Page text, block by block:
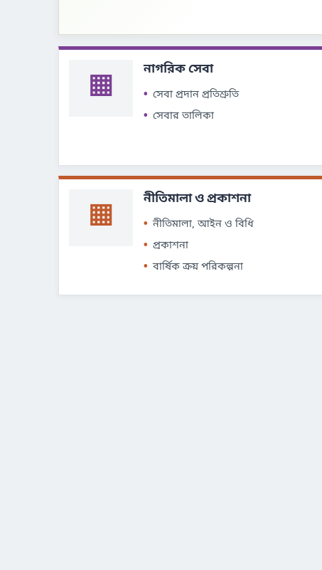
▦ নাগরিক সেবা
সেবা প্রদান প্রতিশ্রুতি
সেবার তালিকা
▦ নীতিমালা ও প্রকাশনা
নীতিমালা, আইন ও বিধি
প্রকাশনা
বার্ষিক ক্রয় পরিকল্পনা